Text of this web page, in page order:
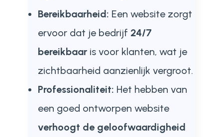
Bereikbaarheid: Een website zorgt
ervoor dat je bedrijf 24/7
bereikbaaris voor klanten, wat je
zichtbaarheid aanzienlijk vergroot.
Professionaliteit: Het hebben van
een goed ontworpen website
verhoogt de geloofwaardigheid